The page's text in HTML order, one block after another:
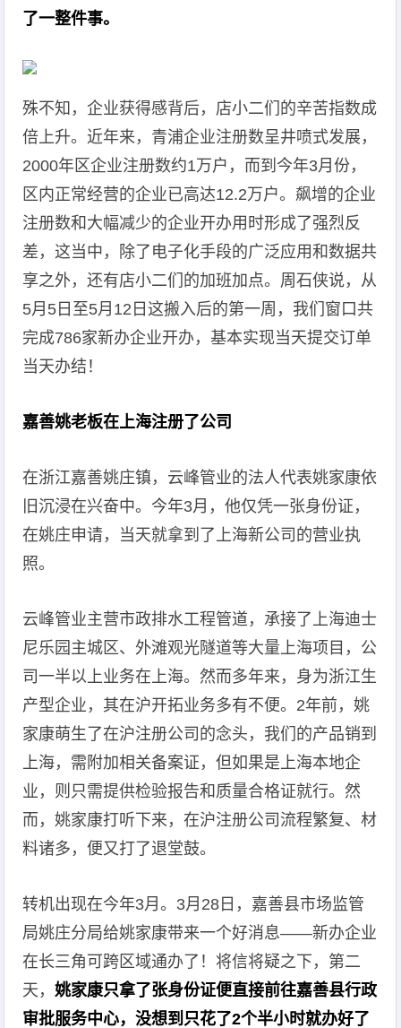
了一整件事。
殊不知，企业获得感背后，店小二们的辛苦指数成
倍上升。近年来，青浦企业注册数呈井喷式发展，
2000年区企业注册数约1万户，而到今年3月份，
区内正常经营的企业已高达12.2万户。飙增的企业
注册数和大幅减少的企业开办用时形成了强烈反
差，这当中，除了电子化手段的广泛应用和数据共
享之外，还有店小二们的加班加点。周石侠说，从
5月5日至5月12日这搬入后的第一周，我们窗口共
完成786家新办企业开办，基本实现当天提交订单
当天办结！
嘉善姚老板在上海注册了公司
在浙江嘉善姚庄镇，云峰管业的法人代表姚家康依
旧沉浸在兴奋中。今年3月，他仅凭一张身份证，
在姚庄申请，当天就拿到了上海新公司的营业执
照。
云峰管业主营市政排水工程管道，承接了上海迪士
尼乐园主城区、外滩观光隧道等大量上海项目，公
司一半以上业务在上海。然而多年来，身为浙江生
产型企业，其在沪开拓业务多有不便。2年前，姚
家康萌生了在沪注册公司的念头，我们的产品销到
上海，需附加相关备案证，但如果是上海本地企
业，则只需提供检验报告和质量合格证就行。然
而，姚家康打听下来，在沪注册公司流程繁复、材
料诸多，便又打了退堂鼓。
转机出现在今年3月。3月28日，嘉善县市场监管
局姚庄分局给姚家康带来一个好消息——新办企业
在长三角可跨区域通办了！将信将疑之下，第二
天，姚家康只拿了张身份证便直接前往嘉善县行政
审批服务中心，没想到只花了2个半小时就办好了